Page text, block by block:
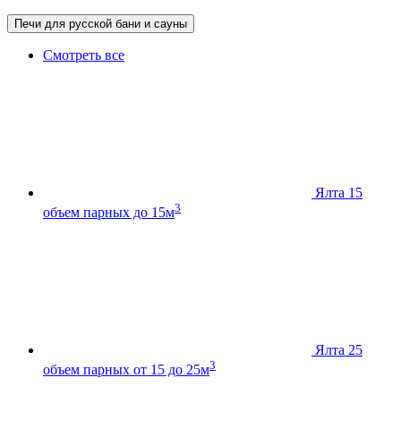
Печи для русской бани и сауны
Смотреть все
Ялта 15
объем парных до 15м3
Ялта 25
объем парных от 15 до 25м3